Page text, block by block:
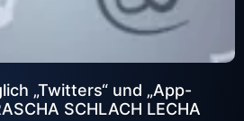
„Twitters“ und „App-
SCHLACH LECHA